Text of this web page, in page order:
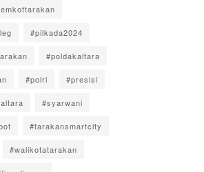
#pilkada2024
#poldakaltara
#polri #presisi
#syarwani
#tarakansmartcity
#walikotatarakan